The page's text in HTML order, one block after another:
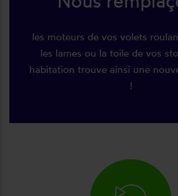
les moteurs de vos volets
les lames ou la toile de vos
habitation trouve ainsi une
!